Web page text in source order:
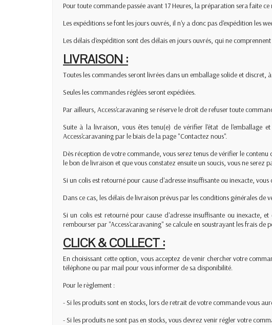
Pour toute commande passée avant 17 Heures, la préparation sera faite
Les expéditions se font les jours ouvrés, il n'y a donc pas d'expédition les
Les délais d'expédition sont des délais en jours ouvrés, qui ne
LIVRAISON :
Toutes les commandes seront livrées dans un emballage solide et
Seules les commandes réglées seront expédiées.
Par ailleurs, Access'caravaning se réserve le droit de refuser toute
Suite à la livraison, vous êtes tenu(e) de vérifier l'état de
Access'caravaning par le biais de la page "Contactez nous".
Dès réception de votre commande, vous serez tenus de vérifier le
le bon de livraison et que vous constatez ensuite un soucis, vous ne
Si un colis est retourné pour cause d'adresse insuffisante ou inexacte,
Dans ce cas, les délais de livraison prévus par les conditions générales de
Si un colis est retourné pour cause d'adresse insuffisante ou inexacte,
rembourser par "Access'caravaning" se calcule en soustrayant les frais de
CLICK & COLLECT :
En choisissant cette option, vous acceptez de venir chercher votre
téléphone ou par mail pour vous informer de sa disponibilité.
Pour le règlement :
- Si les produits sont en stocks, lors de retrait de votre commande vous
- Si les produits ne sont pas en stocks, vous devrez venir régler votre